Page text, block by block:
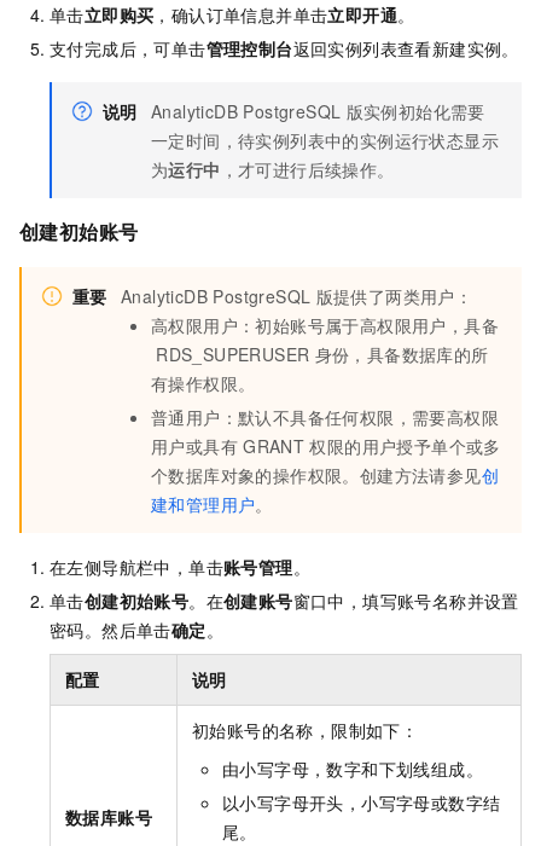
单击立即购买 ，确认订单信息并单击立即开通。
支付完成后，可单击管理控制台返回实例列表查看新建实例。
说明 AnalyticDB PostgreSQL 版实例初始化需要
一定时间，待实例列表中的实例运行状态显示
为运行中 ，才可进行后续操作。
创建初始账号
重要 AnalyticDB PostgreSQL 版提供了两类用户：
高权限用户：初始账号属于高权限用户，具备
RDS_SUPERUSER 身份，具备数据库的所
有操作权限。
普通用户：默认不具备任何权限，需要高权限
用户或具有 GRANT 权限的用户授予单个或多
个数据库对象的操作权限。创建方法请参见创
建和管理用户。
在左侧导航栏中，单击账号管理。
单击创建初始账号。在创建账号窗口中，填写账号名称并设置
密码。然后单击确定。
配置 说明
数据库账号
初始账号的名称，限制如下：
由小写字母，数字和下划线组成。
以小写字母开头，小写字母或数字结
尾。